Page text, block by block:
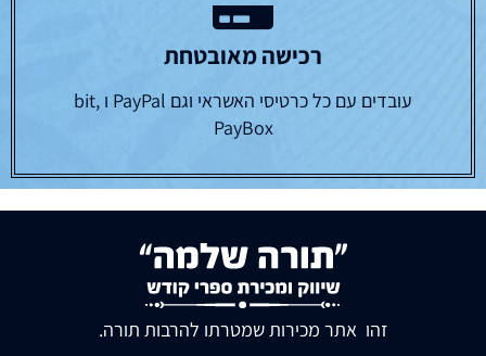
רכישה מאובטחת
עובדים עם כל כרטיסי האשראי וגם PayPal ו bit,
PayBox
זהו אתר מכירות שמטרתו להרבות תורה.